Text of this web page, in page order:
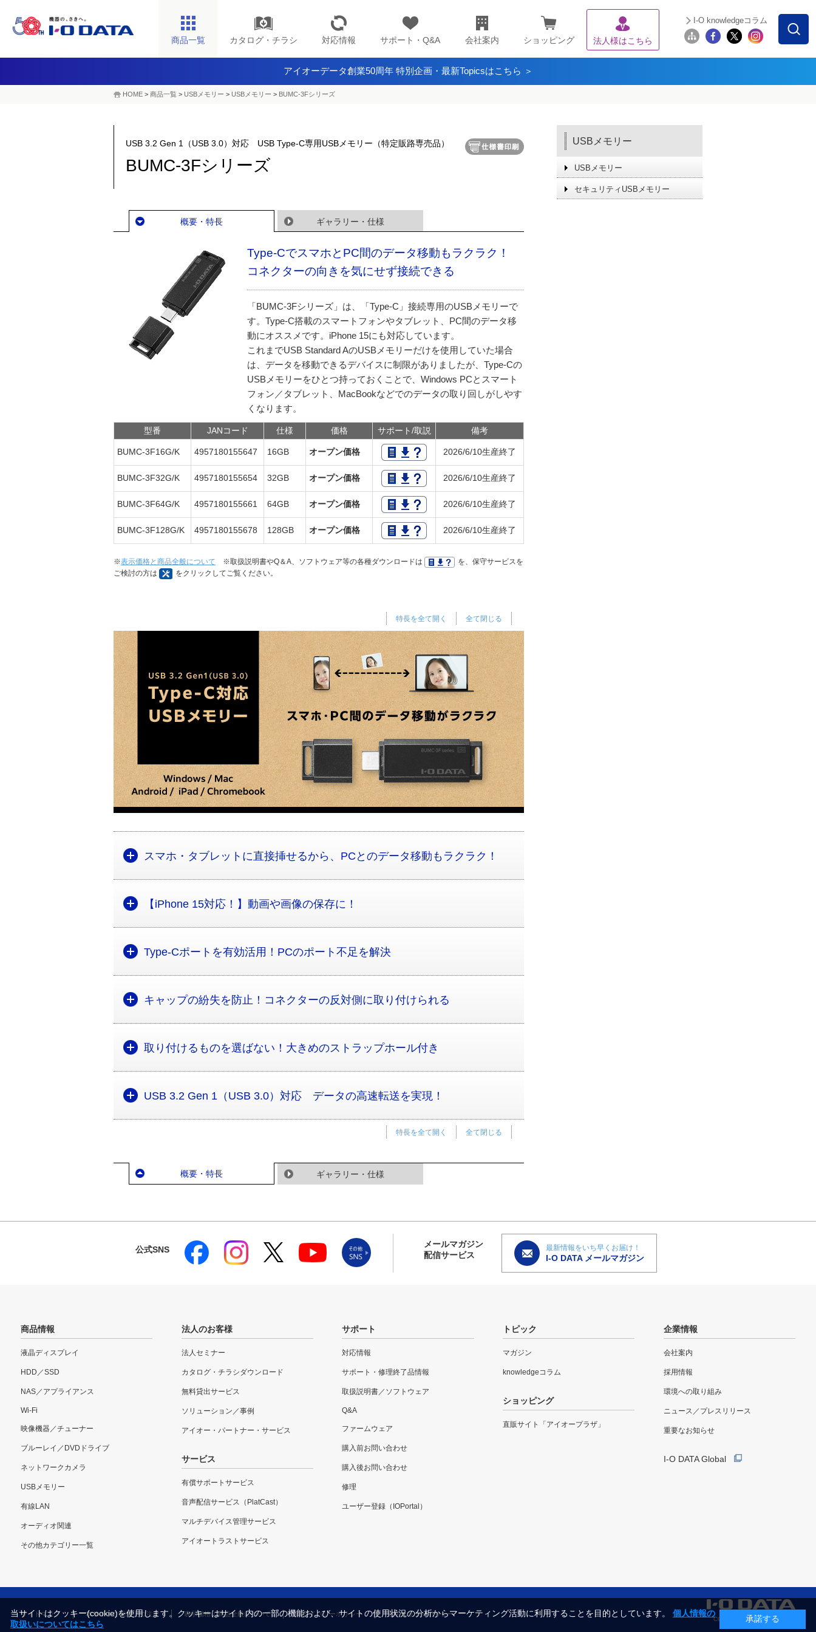
商品一覧 カタログ・チラシ 対応情報 サポート・Q&A 会社案内 ショッピング 法人様はこちら
I-O knowledgeコラム
アイオーデータ創業50周年 特別企画・最新Topicsはこちら ＞
HOME > 商品一覧 > USBメモリー > USBメモリー > BUMC-3Fシリーズ
USB 3.2 Gen 1（USB 3.0）対応 USB Type-C専用USBメモリー（特定販路専売品）
BUMC-3Fシリーズ
概要・特長 ギャラリー・仕様
Type-CでスマホとPC間のデータ移動もラクラク！
コネクターの向きを気にせず接続できる
「BUMC-3Fシリーズ」は、「Type-C」接続専用のUSBメモリーで
す。Type-C搭載のスマートフォンやタブレット、PC間のデータ移
動にオススメです。iPhone 15にも対応しています。
これまでUSB Standard AのUSBメモリーだけを使用していた場合
は、データを移動できるデバイスに制限がありましたが、Type-Cの
USBメモリーをひとつ持っておくことで、Windows PCとスマート
フォン／タブレット、MacBookなどでのデータの取り回しがしやす
くなります。
型番 JANコード 仕様 価格 サポート/取説 備考
BUMC-3F16G/K 4957180155647 16GB オープン価格 2026/6/10生産終了
BUMC-3F32G/K 4957180155654 32GB オープン価格 2026/6/10生産終了
BUMC-3F64G/K 4957180155661 64GB オープン価格 2026/6/10生産終了
BUMC-3F128G/K 4957180155678 128GB オープン価格 2026/6/10生産終了
※表示価格と商品全般について ※取扱説明書やQ＆A、ソフトウェア等の各種ダウンロードは
を、保守サービスを
ご検討の方は
をクリックしてご覧ください。
全て閉じる
特長を全て開く
スマホ・タブレットに直接挿せるから、PCとのデータ移動もラクラク！
【iPhone 15対応！】動画や画像の保存に！
Type-Cポートを有効活用！PCのポート不足を解決
キャップの紛失を防止！コネクターの反対側に取り付けられる
取り付けるものを選ばない！大きめのストラップホール付き
USB 3.2 Gen 1（USB 3.0）対応 データの高速転送を実現！
全て閉じる
特長を全て開く
概要・特長 ギャラリー・仕様
USBメモリー
USBメモリー
セキュリティUSBメモリー
公式SNS
メールマガジン
配信サービス
最新情報をいち早くお届け！
I-O DATA メールマガジン
商品情報
液晶ディスプレイ
HDD／SSD
NAS／アプライアンス
Wi-Fi
映像機器／チューナー
ブルーレイ／DVDドライブ
ネットワークカメラ
USBメモリー
有線LAN
オーディオ関連
その他カテゴリー一覧
法人のお客様
法人セミナー
カタログ・チラシダウンロード
無料貸出サービス
ソリューション／事例
アイオー・パートナー・サービス
サービス
有償サポートサービス
音声配信サービス（PlatCast）
マルチデバイス管理サービス
アイオートラストサービス
サポート
対応情報
サポート・修理終了品情報
取扱説明書／ソフトウェア
Q&A
ファームウェア
購入前お問い合わせ
購入後お問い合わせ
修理
ユーザー登録（IOPortal）
トピック
マガジン
knowledgeコラム
ショッピング
直販サイト「アイオープラザ」
企業情報
会社案内
採用情報
環境への取り組み
ニュース／プレスリリース
重要なお知らせ
I-O DATA Global
サイトマップ 本サイトご利用上の注意 表示価格・商品全般について プライバシーポリシー セキュリティポリシー
COPYRIGHT©I-O DATA, INC.
当サイトはクッキー(cookie)を使用します。クッキーはサイト内の一部の機能および、サイトの使用状況の分析からマーケティング活動に利用することを目的としています。
個人情報の
取扱いについてはこちら
承諾する